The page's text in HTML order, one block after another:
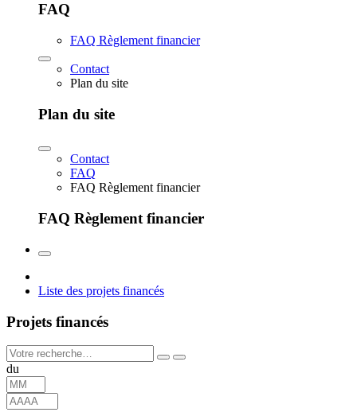
FAQ
FAQ Règlement financier
Contact
Plan du site
Plan du site
Contact
FAQ
FAQ Règlement financier
FAQ Règlement financier
Liste des projets financés
Projets financés
du